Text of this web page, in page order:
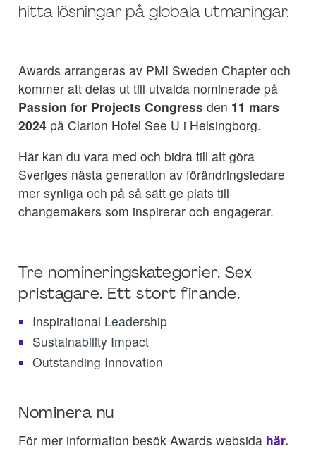
hitta lösningar på globala utmaningar.
Awards arrangeras av PMI Sweden Chapter och
kommer att delas ut till utvalda nominerade på
Passion for Projects Congress den 11 mars
2024 på Clarion Hotel See U i Helsingborg.
Här kan du vara med och bidra till att göra
Sveriges nästa generation av förändringsledare
mer synliga och på så sätt ge plats till
changemakers som inspirerar och engagerar.
Tre nomineringskategorier. Sex
pristagare. Ett stort firande.
Inspirational Leadership
Sustainability Impact
Outstanding Innovation
Nominera nu
För mer information besök Awards websida här.